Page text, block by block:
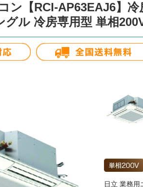
ン【RCI-AP63EAJ6】
グル 冷房専用型 単相
日立 業務用